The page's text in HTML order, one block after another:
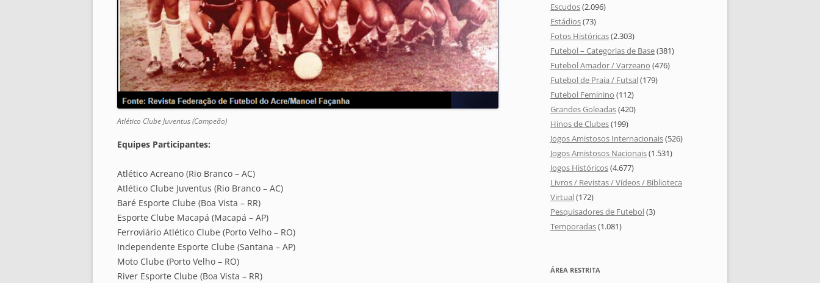
Atlético Clube Juventus (Campeão)
Equipes Participantes:
Atlético Acreano (Rio Branco – AC)
Atlético Clube Juventus (Rio Branco – AC)
Baré Esporte Clube (Boa Vista – RR)
Esporte Clube Macapá (Macapá – AP)
Ferroviário Atlético Clube (Porto Velho – RO)
Independente Esporte Clube (Santana – AP)
Moto Clube (Porto Velho – RO)
River Esporte Clube (Boa Vista – RR)
Escudos(2.096)
Estádios(73)
Fotos Históricas(2.303)
Futebol – Categorias de Base(381)
Futebol Amador / Varzeano (476)
Futebol de Praia / Futsal(179)
Futebol Feminino (112)
Grandes Goleadas(420)
Hinos de Clubes(199)
Jogos Amistosos Internacionais(526)
Jogos Amistosos Nacionais(1.531)
Jogos Históricos(4.677)
Livros / Revistas / Vídeos / Biblioteca
Virtual(172)
Pesquisadores de Futebol(3)
Temporadas(1.081)
ÁREA RESTRITA